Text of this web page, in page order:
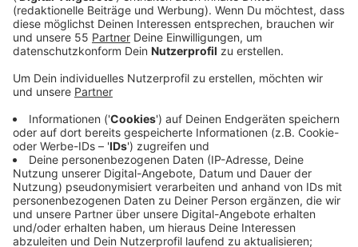
Denn die Schülerinnen und Schüler in diesem Land sind
es, die davon profitieren. Wir haben ja in nächster
Zukunft die nächste Bildungskrise. Neben dem, dass
Jahrhundert erreicht haben, haben wir eine
Infrastruktur. Die Gebäude, ja, es gibt hier und da
einzelne wunderbare Beispiele von Schulneubauten,
aber wenn man sich ehrlich macht, das kann eine
Kommune vielleicht einmal machen. Ich denke hier an
die Gesamtschule in Kempen zum Beispiel. Da kommt
ein prächtiger Neubau hin. Aber was ist mit den
anderen? Wie werden Kommunen mit diesem